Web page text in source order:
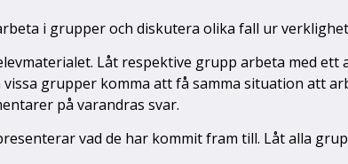
i grupper och diskutera olika fall ur
Låt respektive grupp arbeta med ett
grupper komma att få samma situation att
på varandras svar.
vad de har kommit fram till. Låt alla